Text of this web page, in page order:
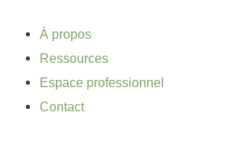
À propos
Ressources
Espace professionnel
Contact